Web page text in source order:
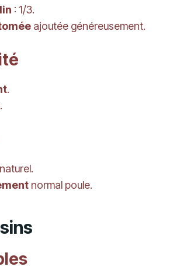
: 1/3.
ajoutée généreusement.
.
naturel.
normal poule.